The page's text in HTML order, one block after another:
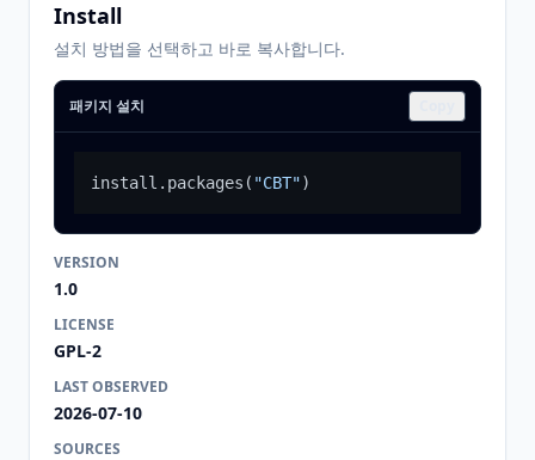
Install
설치 방법을 선택하고 바로 복사합니다.
패키지 설치
install.packages ( "CBT")
VERSION
1.0
LICENSE
GPL-2
LAST OBSERVED
2026-07-10
SOURCES